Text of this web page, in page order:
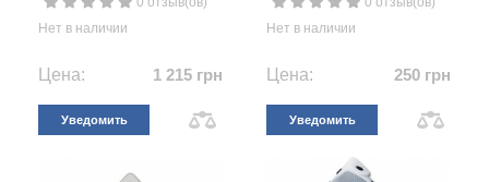
Нет в наличии
Цена: 1 215 грн
Уведомить
Нет в наличии
Цена: 250 грн
Уведомить